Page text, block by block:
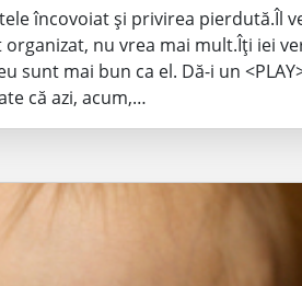
încovoiat și privirea pierdută.Îl
nu vrea mai mult.Îți iei
sunt mai bun ca el. Dă-i un
că azi, acum,…